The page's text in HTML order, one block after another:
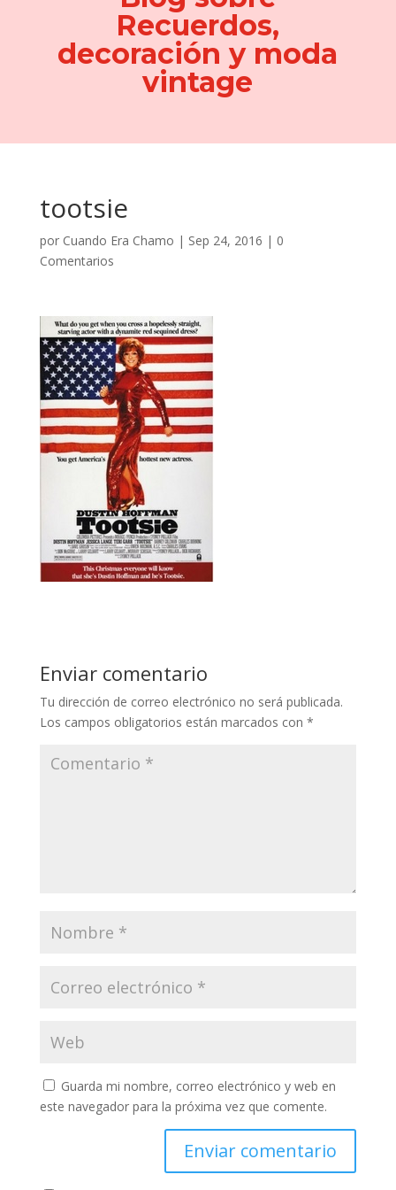
Recuerdos,
decoración y moda
vintage
tootsie
por Cuando Era Chamo | Sep 24, 2016 | 0
Comentarios
Enviar comentario
Tu dirección de correo electrónico no será publicada.
Los campos obligatorios están marcados con *
Guarda mi nombre, correo electrónico y web en
este navegador para la próxima vez que comente.